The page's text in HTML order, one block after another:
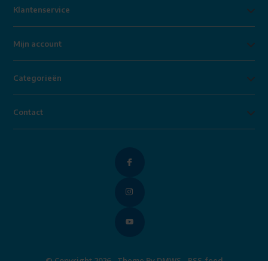
Klantenservice
Mijn account
Categorieën
Contact